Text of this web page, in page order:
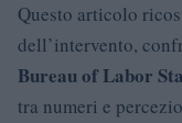
Questo articolo
dell’intervento,
Bureau of Labor
tra numeri e